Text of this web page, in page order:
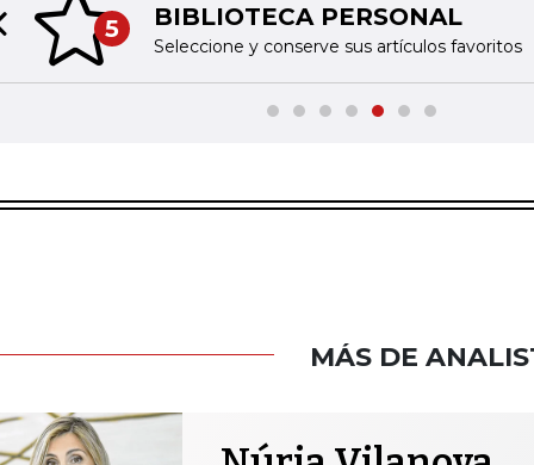
5 BIBLIOTECA PERSONAL
Seleccione y conserve sus artículos favoritos
slide
MÁS DE